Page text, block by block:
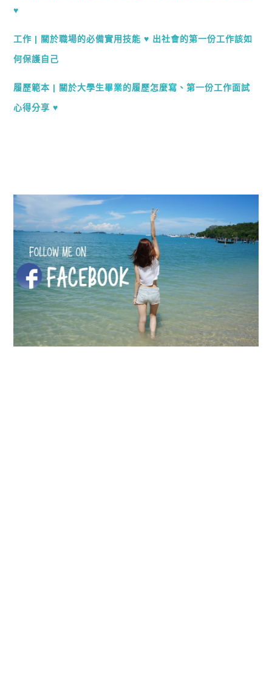
♥
工作 | 關於職場的必備實用技能 ♥ 出社會的第一份工作該如
何保護自己
履歷範本 | 關於大學生畢業的履歷怎麼寫、第一份工作面試
心得分享 ♥